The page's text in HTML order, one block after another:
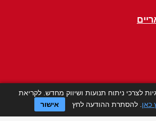
Click a Table
לצרכי ניתוח תנועות ושיווק מחדש. לקריאת
כאן . להסתרת ההודעה לחץ אישור